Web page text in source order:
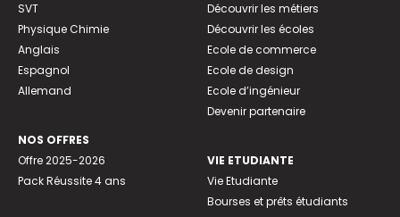
SVT
Physique Chimie
Anglais
Espagnol
Allemand
NOS OFFRES
Offre 2025-2026
Pack Réussite 4 ans
Découvrir les métiers
Découvrir les écoles
Ecole de commerce
Ecole de design
Ecole d’ingénieur
Devenir partenaire
VIE ETUDIANTE
Vie Etudiante
Bourses et prêts étudiants